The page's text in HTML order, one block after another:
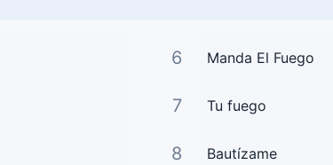
6 Manda El Fuego
7 Tu fuego
8 Bautízame